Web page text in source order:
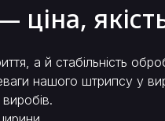
а й стабільність
нашого штрипсу у